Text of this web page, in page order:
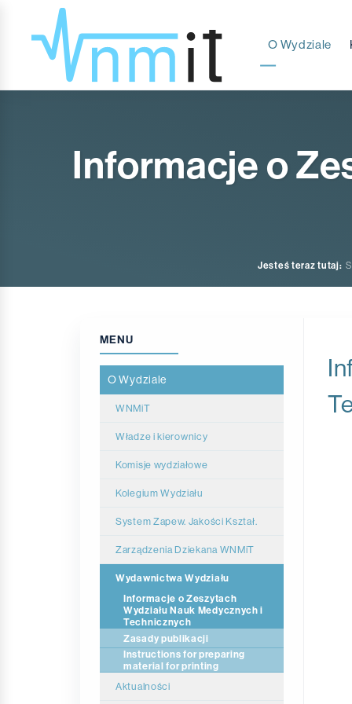
O Wydziale
Informacje o
Jesteś teraz tutaj:
MENU
O Wydziale
WNMiT
Władze i kierownicy
Komisje wydziałowe
Kolegium Wydziału
System Zapew. Jakości Kształ.
Zarządzenia Dziekana WNMiT
Zarządzenia Dziekana WNMiT
Zarządzenia Dziekana WNMiT
2025
Zarządzenia Dziekana WNMiT
2024
Wydawnictwa Wydziału
Informacje o Zeszytach
Wydziału Nauk Medycznych i
Technicznych
Zasady publikacji
Instructions for preparing
material for printing
Aktualności